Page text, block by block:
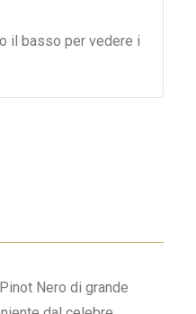
il basso per vedere i
Nero di grande